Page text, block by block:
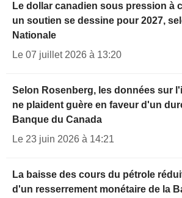
Le dollar canadien sous pression à
un soutien se dessine pour 2027,
Nationale
Le 07 juillet 2026 à 13:20
Selon Rosenberg, les données sur
ne plaident guère en faveur d'un
Banque du Canada
Le 23 juin 2026 à 14:21
La baisse des cours du pétrole
d'un resserrement monétaire de la